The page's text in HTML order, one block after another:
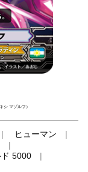
シ マゾルフ）
ヒューマン
5000